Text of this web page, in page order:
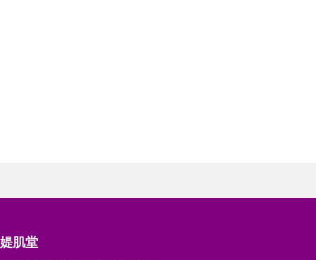
媞肌堂